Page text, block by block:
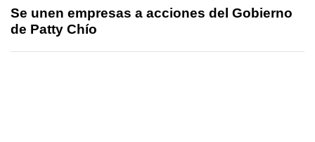
Se unen empresas a acciones del Gobierno
de Patty Chío